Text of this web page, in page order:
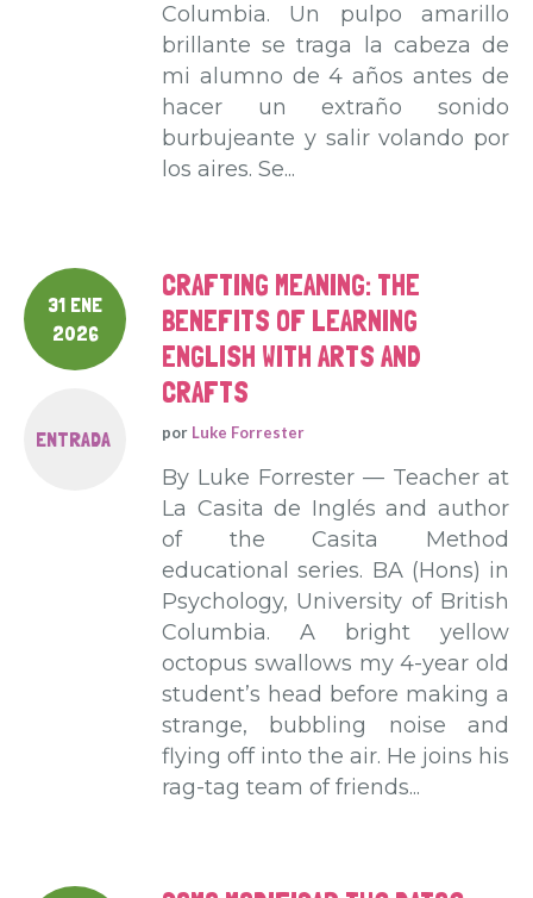
Columbia. Un pulpo amarillo
brillante se traga la cabeza de
mi alumno de 4 años antes de
hacer un extraño sonido
burbujeante y salir volando por
los aires. Se...
31 ENE
2026
ENTRADA
CRAFTING MEANING: THE
BENEFITS OF LEARNING
ENGLISH WITH ARTS AND
CRAFTS
por Luke Forrester
By Luke Forrester — Teacher at
La Casita de Inglés and author
of the Casita Method
educational series. BA (Hons) in
Psychology, University of British
Columbia. A bright yellow
octopus swallows my 4-year old
student’s head before making a
strange, bubbling noise and
flying off into the air. He joins his
rag-tag team of friends...